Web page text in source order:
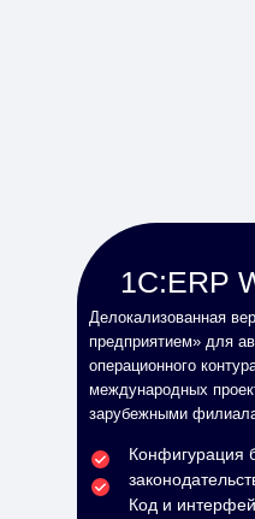
1С:ERP
Конфигурация
Код и
Делокализованная
предприятием» для
операционного
международных
зарубежными